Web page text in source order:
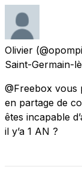
Olivier
Saint-Germain-
@Freebox vous
en partage de
êtes incapable
il y’a 1 AN ?